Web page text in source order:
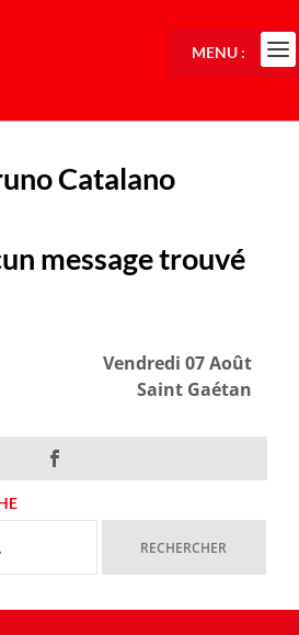
Catalano
message trouvé
Vendredi 07 Août
Saint Gaétan
MENU :